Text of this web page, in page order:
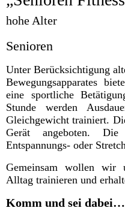
hohe Alter
Senioren
Unter Berücksichtigung
Bewegungsapparates
eine sportliche
Stunde werden
Gleichgewicht trainiert.
Gerät angeboten.
Entspannungs- oder
Gemeinsam wollen wir
Alltag trainieren und
Komm und sei dabei…